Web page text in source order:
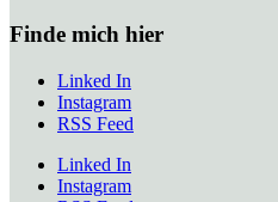
Finde mich hier
Linked In
Instagram
RSS Feed
Linked In
Instagram